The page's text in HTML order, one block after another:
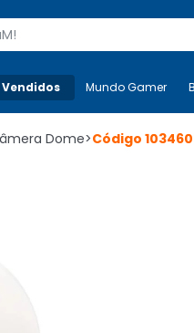
Mais-v-
Mundo Gamer
Dome>Código